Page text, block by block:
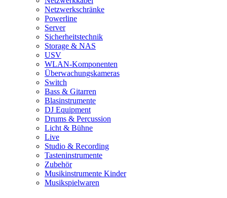
Netzwerkschränke
Powerline
Server
Sicherheitstechnik
Storage & NAS
USV
WLAN-Komponenten
Überwachungskameras
Switch
Bass & Gitarren
Blasinstrumente
DJ Equipment
Drums & Percussion
Licht & Bühne
Live
Studio & Recording
Tasteninstrumente
Zubehör
Musikinstrumente Kinder
Musikspielwaren